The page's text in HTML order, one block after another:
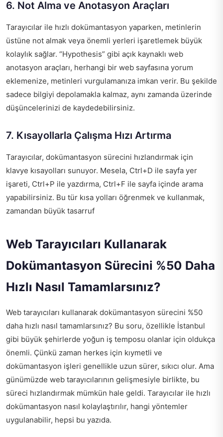
6. Not Alma ve Anotasyon Araçları
Tarayıcılar ile hızlı dokümantasyon yaparken, metinlerin
üstüne not almak veya önemli yerleri işaretlemek büyük
kolaylık sağlar. “Hypothesis” gibi açık kaynaklı web
anotasyon araçları, herhangi bir web sayfasına yorum
eklemenize, metinleri vurgulamanıza imkan verir. Bu şekilde
sadece bilgiyi depolamakla kalmaz, aynı zamanda üzerinde
düşüncelerinizi de kaydedebilirsiniz.
7. Kısayollarla Çalışma Hızı Artırma
Tarayıcılar, dokümantasyon sürecini hızlandırmak için
klavye kısayolları sunuyor. Mesela, Ctrl+D ile sayfa yer
işareti, Ctrl+P ile yazdırma, Ctrl+F ile sayfa içinde arama
yapabilirsiniz. Bu tür kısa yolları öğrenmek ve kullanmak,
zamandan büyük tasarruf
Web Tarayıcıları Kullanarak
Dokümantasyon Sürecini %50 Daha
Hızlı Nasıl Tamamlarsınız?
Web tarayıcıları kullanarak dokümantasyon sürecini %50
daha hızlı nasıl tamamlarsınız? Bu soru, özellikle İstanbul
gibi büyük şehirlerde yoğun iş temposu olanlar için oldukça
önemli. Çünkü zaman herkes için kıymetli ve
dokümantasyon işleri genellikle uzun sürer, sıkıcı olur. Ama
günümüzde web tarayıcılarının gelişmesiyle birlikte, bu
süreci hızlandırmak mümkün hale geldi. Tarayıcılar ile hızlı
dokümantasyon nasıl kolaylaştırılır, hangi yöntemler
uygulanabilir, hepsi bu yazıda.